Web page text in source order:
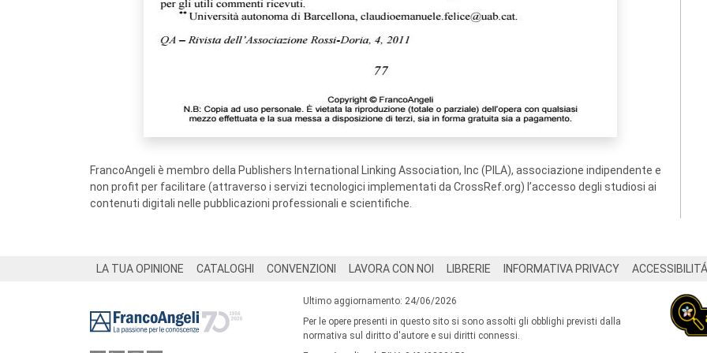
FrancoAngeli è membro della Publishers International Linking Association, Inc (PILA), associazione indipendente e
non profit per facilitare (attraverso i servizi tecnologici implementati da CrossRef.org) l’accesso degli studiosi ai
contenuti digitali nelle pubblicazioni professionali e scientifiche.
LA TUA OPINIONE CATALOGHI CONVENZIONI LAVORA CON NOI LIBRERIE INFORMATIVA PRIVACY ACCESSIBILITÁ
Ultimo aggiornamento: 24/06/2026
Per le opere presenti in questo sito si sono assolti gli obblighi previsti dalla
normativa sul diritto d'autore e sui diritti connessi.